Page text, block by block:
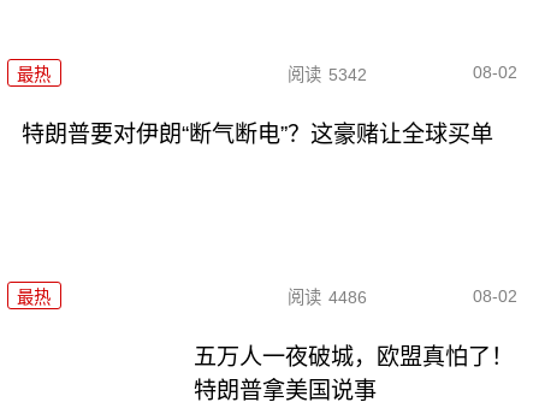
最热 阅读 5342 08-02
特朗普要对伊朗“断气断电”？这豪赌让全球买单
最热 阅读 4486 08-02
五万人一夜破城，欧盟真怕了！
特朗普拿美国说事